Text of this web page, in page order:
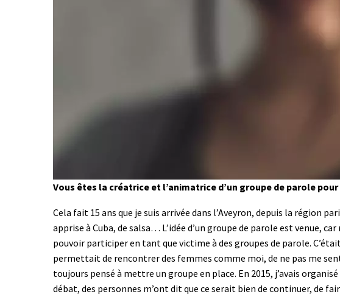
Vous êtes la créatrice et l’animatrice d’un groupe de parole
Cela fait 15 ans que je suis arrivée dans l’Aveyron, depuis la région
apprise à Cuba, de salsa… L’idée d’un groupe de parole est venue,
pouvoir participer en tant que victime à des groupes de parole.
permettait de rencontrer des femmes comme moi, de ne pas me
toujours pensé à mettre un groupe en place. En 2015, j’avais
débat, des personnes m’ont dit que ce serait bien de continuer, de